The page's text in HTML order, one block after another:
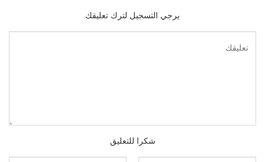
يرجي التسجيل لترك تعليقك
شكرا للتعليق